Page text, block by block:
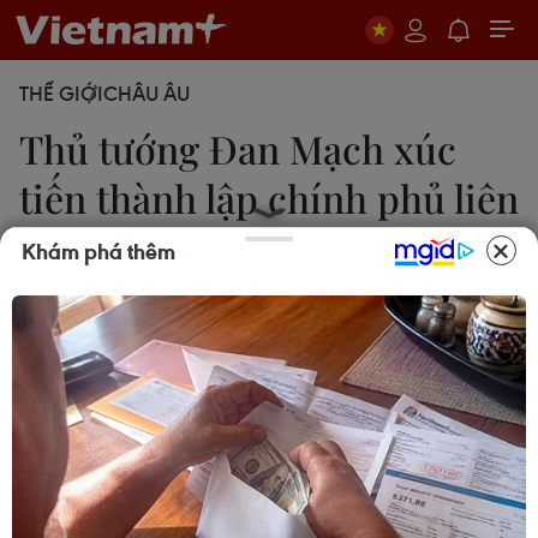
THẾ GIỚICHÂU ÂU
Thủ tướng Đan Mạch xúc
tiến thành lập chính phủ liên
hiệp
22/11/2016 06:25
Ngày 22/11, đảng Tự do của Thủ tướng Lars
Rasmussen bắt đầu tiến trình đàm phán về thành
lập chính phủ liên hiệp với Liên minh Tự do và
đảng Bảo thủ.
Trong diễn biến mới nhất trên chính trường
Khám phá thêm